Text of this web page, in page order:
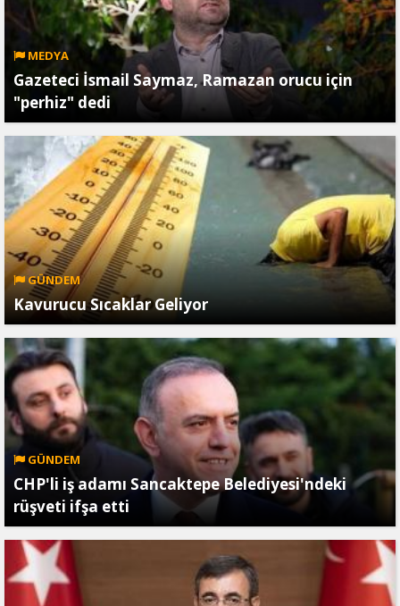
MEDYA
Gazeteci İsmail Saymaz, Ramazan orucu için
"perhiz" dedi
GÜNDEM
Kavurucu Sıcaklar Geliyor
GÜNDEM
CHP'li iş adamı Sancaktepe Belediyesi'ndeki
rüşveti ifşa etti